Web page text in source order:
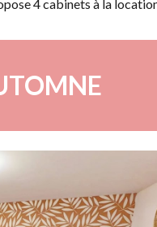
4 cabinets à la